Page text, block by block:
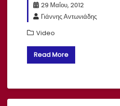
29 Μαΐου, 2012
Γιάννης Αντωνιάδης
Video
Read More